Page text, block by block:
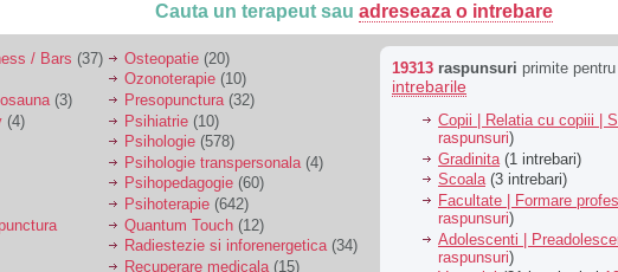
Cauta un terapeut sau adreseaza o intrebare
/ Bars (37)
(3)
(4)
Osteopatie (20)
Ozonoterapie (10)
Presopunctura (32)
Psihiatrie (10)
Psihologie (578)
Psihologie transpersonala (4)
Psihopedagogie (60)
Psihoterapie (642)
Quantum Touch (12)
Radiestezie si inforenergetica(34)
Recuperare medicala (15)
19313 raspunsuri primite pentru
intrebarile
Copii | Relatia cu copiii |
raspunsuri)
Gradinita (1 intrebari)
Scoala(3 intrebari)
Facultate | Formare
raspunsuri)
Adolescenti |
raspunsuri)